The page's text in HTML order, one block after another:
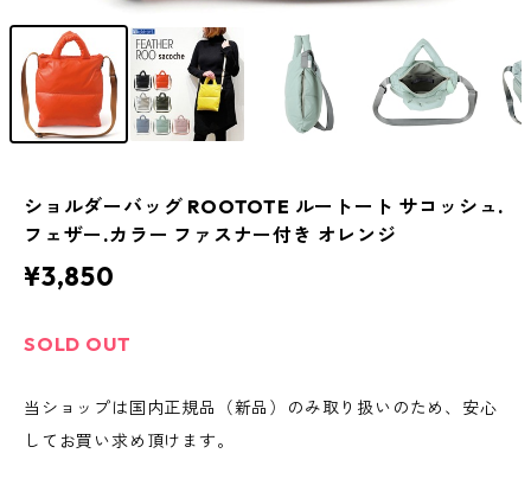
ショルダーバッグ ROOTOTE ルートート サコッシュ.
フェザー.カラー ファスナー付き オレンジ
¥3,850
SOLD OUT
当ショップは国内正規品（新品）のみ取り扱いのため、安心
してお買い求め頂けます。